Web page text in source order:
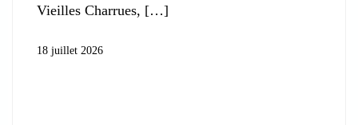
Vieilles Charrues,
18 juillet 2026